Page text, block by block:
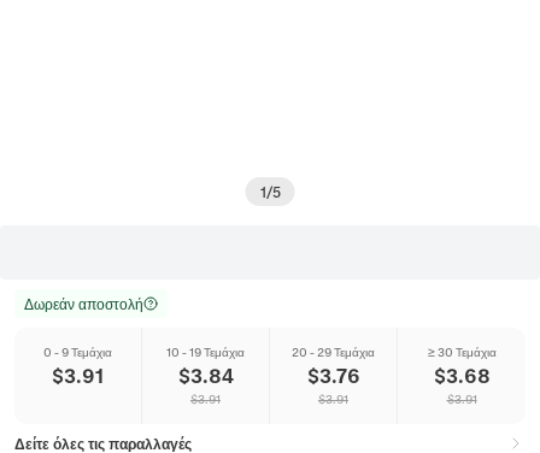
1/5
Δωρεάν αποστολή
0 - 9 Τεμάχια
$3.91
10 - 19 Τεμάχια
$3.84
$3.91
20 - 29 Τεμάχια
$3.76
$3.91
≥ 30 Τεμάχια
$3.68
$3.91
Δείτε όλες τις παραλλαγές